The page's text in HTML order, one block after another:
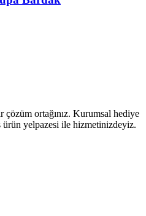
ortağınız. Kurumsal hediye
yelpazesi ile hizmetinizdeyiz.